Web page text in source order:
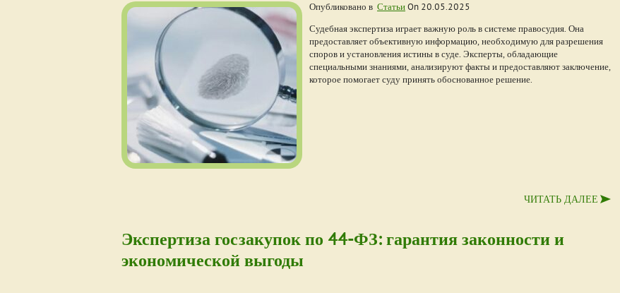
Опубликовано в СтатьиOn 20.05.2025
Судебная экспертиза играет важную роль в системе правосудия. Она
предоставляет объективную информацию, необходимую для разрешения
споров и установления истины в суде. Эксперты, обладающие
специальными знаниями, анализируют факты и предоставляют заключение,
которое помогает суду принять обоснованное решение.
ЧИТАТЬ ДАЛЕЕ
Экспертиза госзакупок по 44-ФЗ: гарантия законности и
экономической выгоды